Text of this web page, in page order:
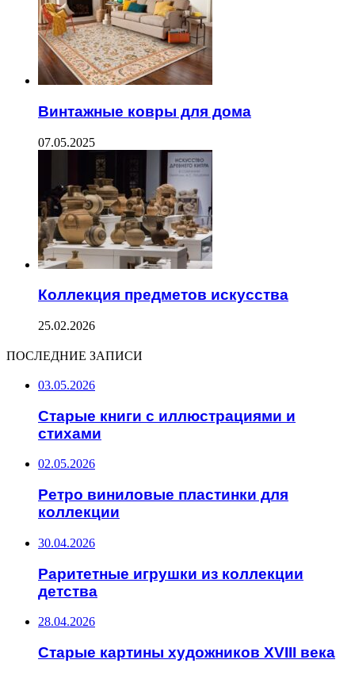
Винтажные ковры для дома
07.05.2025
Коллекция предметов искусства
25.02.2026
ПОСЛЕДНИЕ ЗАПИСИ
03.05.2026
Старые книги с иллюстрациями и
стихами
02.05.2026
Ретро виниловые пластинки для
коллекции
30.04.2026
Раритетные игрушки из коллекции
детства
28.04.2026
Старые картины художников XVIII века